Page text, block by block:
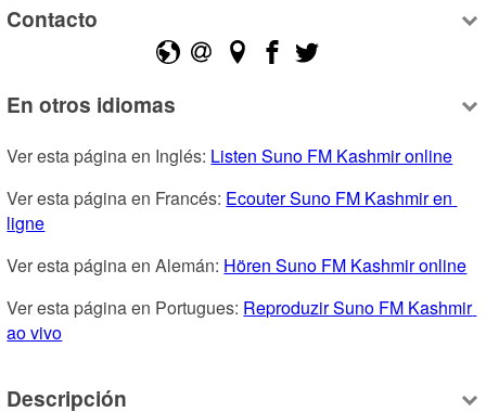
Contacto
En otros idiomas
Ver esta página en Inglés: Listen Suno FM Kashmir online
Ver esta página en Francés: Ecouter Suno FM Kashmir en
ligne
Ver esta página en Alemán: Hören Suno FM Kashmir online
Ver esta página en Portugues: Reproduzir Suno FM Kashmir
ao vivo
Descripción